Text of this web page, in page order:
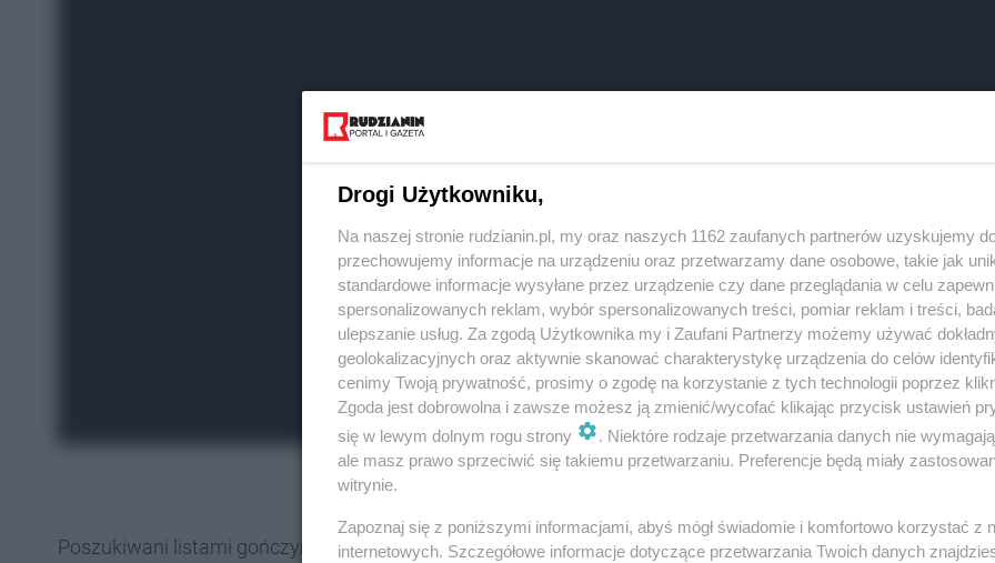
Poszukiwani listami gończymi i nakazami doprowadzeń do aresztu często zmieniają miejsca
Drogi Użytkowniku,
Na naszej stronie rudzianin.pl, my oraz naszych 1162 zaufanych partnerów uzyskujemy
przechowujemy informacje na urządzeniu oraz przetwarzamy dane osobowe, takie jak
standardowe informacje wysyłane przez urządzenie czy dane przeglądania w celu
spersonalizowanych reklam, wybór spersonalizowanych treści, pomiar reklam i treści,
ulepszanie usług. Za zgodą Użytkownika my i Zaufani Partnerzy możemy używać
geolokalizacyjnych oraz aktywnie skanować charakterystykę urządzenia do celów
cenimy Twoją prywatność, prosimy o zgodę na korzystanie z tych technologii poprzez
Zgoda jest dobrowolna i zawsze możesz ją zmienić/wycofać klikając przycisk ustawień
się w lewym dolnym rogu strony
. Niektóre rodzaje przetwarzania danych nie
ale masz prawo sprzeciwić się takiemu przetwarzaniu. Preferencje będą miały
witrynie.
Zapoznaj się z poniższymi informacjami, abyś mógł świadomie i komfortowo korzystać z
internetowych. Szczegółowe informacje dotyczące przetwarzania Twoich danych